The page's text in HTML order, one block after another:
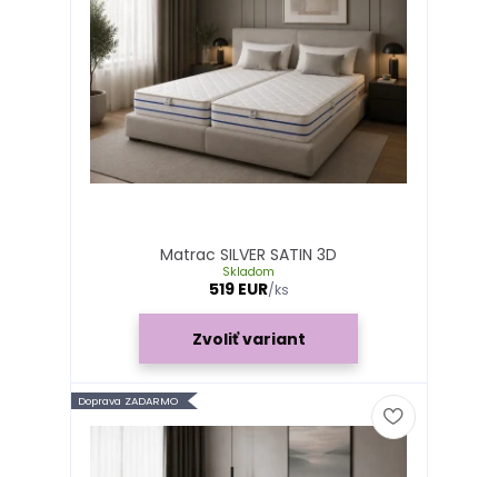
Matrac SILVER SATIN 3D
519 EUR/ks
Skladom
Zvoliť variant
Doprava ZADARMO